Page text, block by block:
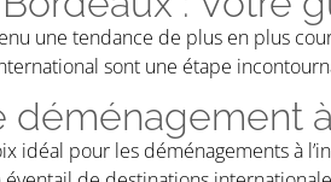
une tendance de plus en plus
sont une étape
pour les déménagements à